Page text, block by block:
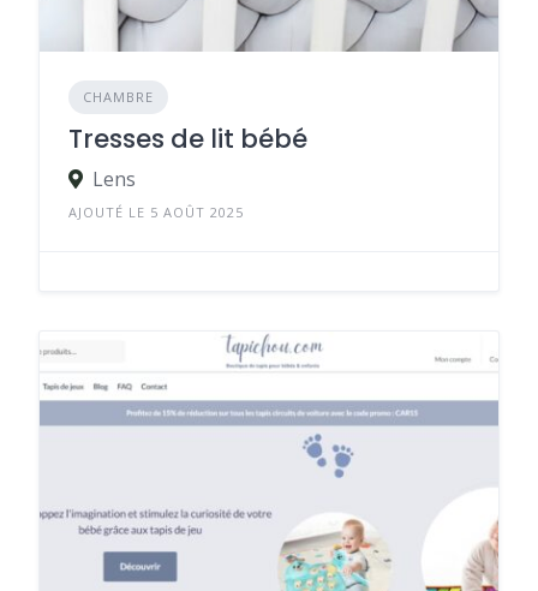
CHAMBRE
Tresses de lit bébé
Lens
AJOUTÉ LE 5 AOÛT 2025